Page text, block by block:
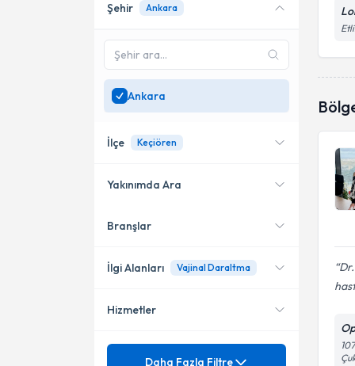
Şehir Ankara
Ankara
İlçe Keçiören
Çankaya
Sincan
Yakınımda Ara
Konumuma yakın uzmanları
Branşlar
Kadın Hastalıkları ve Doğum
İlgi Alanları Vajinal Daraltma
Adet Düzensizliği
Hizmetler
Mezuniyet
Daha Fazla Filtre